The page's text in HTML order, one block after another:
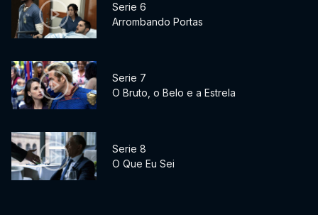
Serie 6
Arrombando Portas
Serie 7
O Bruto, o Belo e a Estrela
Serie 8
O Que Eu Sei